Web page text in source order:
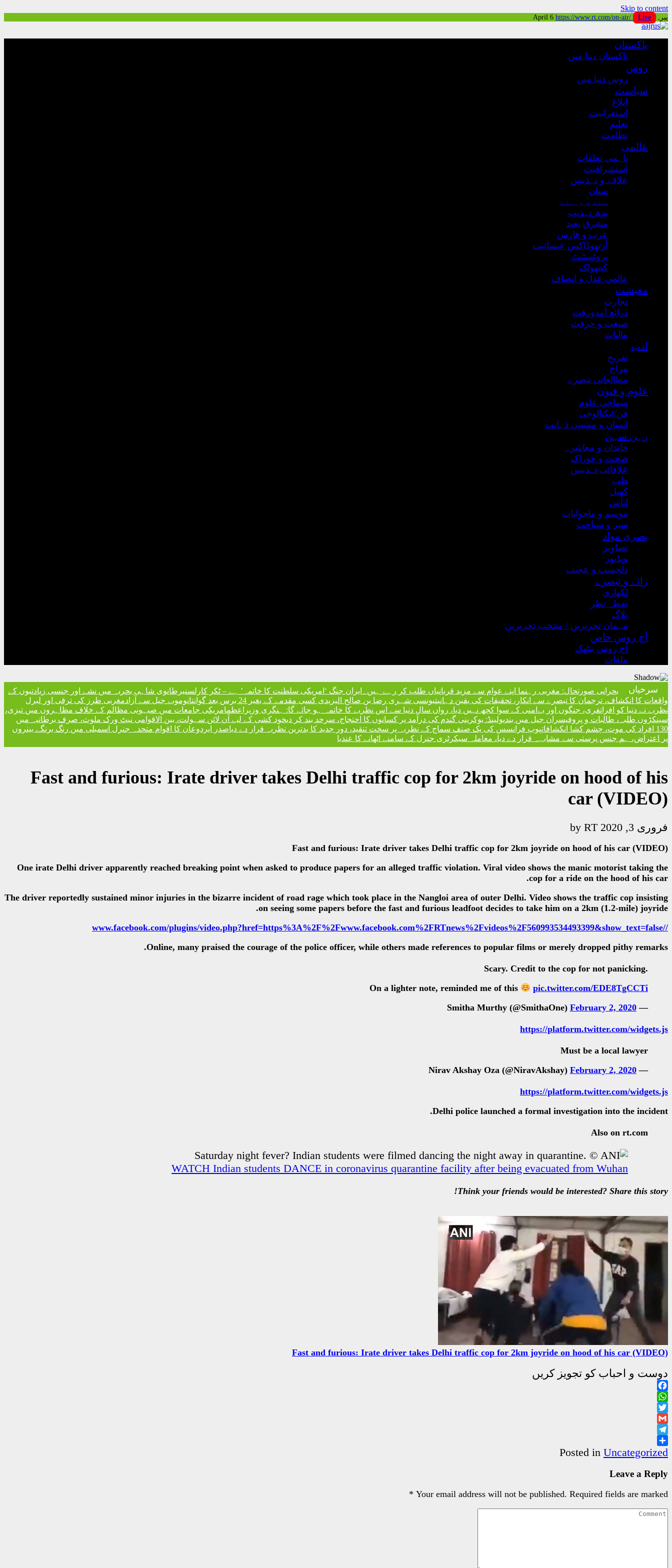
Skip to content
پیر, April 6 https://www.rt.com/on-air/ Live
پاکستان
پاکستان دنیا میں
روس
روس دنیا میں
سیاست
ابلاغ
استغرابیت
تعلیم
نظامت
عالمی
باہمی تعلقات
استشراقیت
علاقے و تہذیبیں
ستان
سندھ و ہند
بدھ تہذیب
مشرق بعید
عرب و فارس
آرتھوڈاکس عیسائیت
پروٹسٹنٹ
کیتھولک
عالمی عدل و انصاف
معیشت
تجارت
ذرائع آمدورفت
صنعت و حرفت
مالیات
ادب
تفریح
مزاح
مطالعاتی تبصرے
علوم و فنون
سماجی علوم
فن/ٹیکنالوجی
انسان و مشینی ذہانت
رہن سہن
خاندان و معاشرہ
صحت و خوراک
علاقائی تہذیبیں
طب
کھیل
لباس
موسم و ماحولیات
سیر و سیاحت
بصری مواد
تصاویر
ویڈیوز
دلچسپ و عجیب
رائے و تبصرے
لکھاری
نقطہ نظر
بلاگ
مہمان تحریریں / منتخب تحریریں
آج روس خاص
آج روس بیٹھک
ملقات
سرخیاں بحرانی صورتحال: مغربی رہنما اپنے عوام سے مزید قربانیاں طلب کر رہے ہیں۔ ایران جنگ ‘امریکی سلطنت کا خاتمہ’ ہے – ٹکر کارلسنبرطانوی شاہی بحریہ میں نشے اور جنسی زیادتیوں کے
واقعات کا انکشاف، ترجمان کا تبصرے سے انکار، تحقیقات کی یقین دہانیتیونسی شہری رضا بن صالح الیزیدی کسی مقدمے کے بغیر 24 برس بعد گوانتانوموبے جیل سے آزاد
مغربی طرز کی ترقی اور لبرل
نظریے نے دنیا کو افراتفری، جنگوں اور بےامنی کے سوا کچھ نہیں دیا، رواں سال دنیا سے اس نظریے کا خاتمہ ہو جائے گا: ہنگری وزیراعظمامریکی جامعات میں صیہونی مظالم کے خلاف مظاہروں میں تیزی،
سینکڑوں طلبہ، طالبات و پروفیسران جیل میں بندپولینڈ: یوکرینی گندم کی درآمد پر کسانوں کا احتجاج، سرحد بند کر دیخود کشی کے لیے آن لائن سہولت، بین الاقوامی نیٹ ورک ملوث، صرف برطانیہ میں
130 افراد کی موت، چشم کشا انکشافات
پوپ فرانسس کی یک صنف سماج کے نظریہ پر سخت تنقید، دور جدید کا بدترین نظریہ قرار دے دیاصدر ایردوعان کا اقوام متحدہ جنرل اسمبلی میں رنگ برنگے بینروں
پر اعتراض، ہم جنس پرستی سے مشابہہ قرار دے دیا، معاملہ سیکرٹری جنرل کے سامنے اٹھانے کا عندیا
Fast and furious: Irate driver takes Delhi traffic cop for 2km joyride on hood of his
car (VIDEO)
فروری 3, 2020 RT
Fast and furious: Irate driver takes Delhi traffic cop for 2km joyride on hood of his car (VIDEO)
One irate Delhi driver apparently reached breaking point when asked to produce papers for an alleged traffic violation. Viral video shows the manic motorist taking the
cop for a ride on the hood of his car.
The driver reportedly sustained minor injuries in the bizarre incident of road rage which took place in the Nangloi area of outer Delhi. Video shows the traffic cop insisting
on seeing some papers before the fast and furious leadfoot decides to take him on a 2km (1.2-mile) joyride.
//www.facebook.com/plugins/video.php?href=https%3A%2F%2Fwww.facebook.com%2FRTnews%2Fvideos%2F560993534493399&show_text=false
Online, many praised the courage of the police officer, while others made references to popular films or merely dropped pithy remarks.
Scary. Credit to the cop for not panicking.
On a lighter note, reminded me of this
pic.twitter.com/EDE8TgCCTi
— Smitha Murthy (@SmithaOne)
February 2, 2020
https://platform.twitter.com/widgets.js
Must be a local lawyer
— Nirav Akshay Oza (@NiravAkshay)
February 2, 2020
https://platform.twitter.com/widgets.js
Delhi police launched a formal investigation into the incident.
Also on rt.com
WATCH Indian students DANCE in coronavirus quarantine facility after being evacuated from Wuhan
Think your friends would be interested? Share this story!
Fast and furious: Irate driver takes Delhi traffic cop for 2km joyride on hood of his car (VIDEO)
دوست و احباب کو تجویز کریں
Facebook
WhatsApp
Twitter
Gmail
Telegram
Share
Posted in Uncategorized
Leave a Reply
Your email address will not be published. Required fields are marked
*